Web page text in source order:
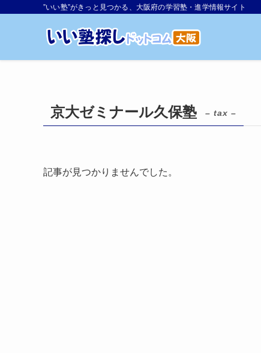
”いい塾”がきっと見つかる、大阪府の学習塾・進学情報サイト
京大ゼミナール久保塾 – tax –
記事が見つかりませんでした。